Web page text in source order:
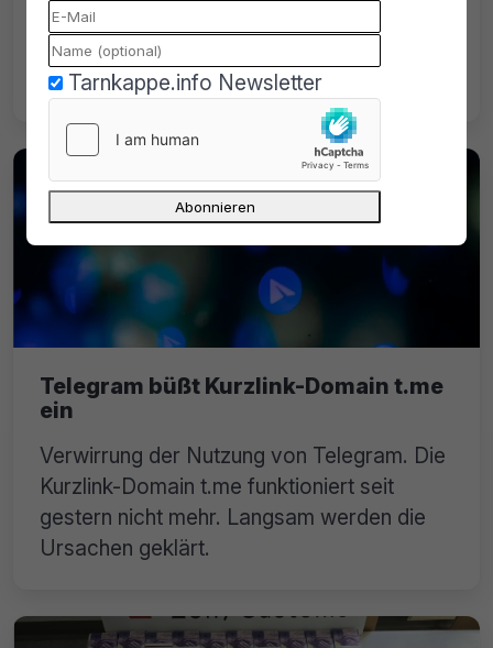
kods.to: Im Rahmen einer gezielten Aktion
durchsuchte die Polizei kürzlich 31 Objekte
in ganz Deutschland und auch in Polen.
Telegram büßt Kurzlink-Domain t.me
ein
Verwirrung der Nutzung von Telegram. Die
Kurzlink-Domain t.me funktioniert seit
gestern nicht mehr. Langsam werden die
Ursachen geklärt.
Tarnkappe.info Newsletter